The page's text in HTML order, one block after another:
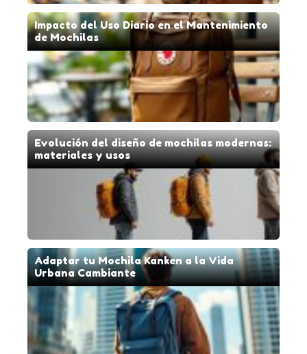
Impacto del Uso Diario en el Mantenimiento
de Mochilas
Evolución del diseño de mochilas modernas:
materiales y usos
Adaptar tu Mochila Kanken a la Vida
Urbana Cambiante